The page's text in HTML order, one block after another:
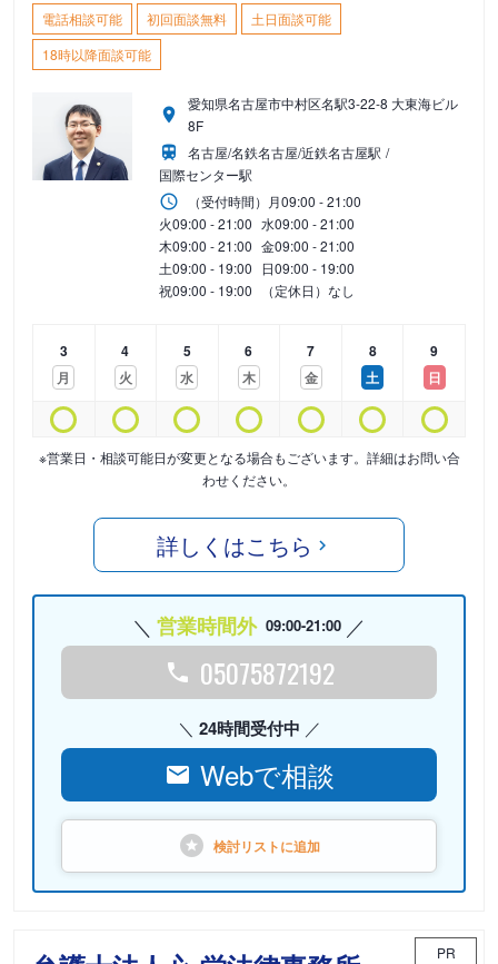
電話相談可能 初回面談無料
土日面談可能
18時以降面談可能
愛知県名古屋市中村区名駅3-22-8 大東海ビル
8F
名古屋/名鉄名古屋/近鉄名古屋駅
国際センター駅
（受付時間） 月09:00 - 21:00
火09:00 - 21:00 水09:00 - 21:00
木09:00 - 21:00 金09:00 - 21:00
土09:00 - 19:00 日09:00 - 19:00
祝09:00 - 19:00 （定休日）なし
3
月
4
火
5
水
6
木
7
金
8
土
9
日
※営業日・相談可能日が変更となる場合もございます。詳細はお問い合
わせください。
詳しくはこちら
営業時間外 09:00-21:00
05075872192
24時間受付中
Webで相談
検討リストに追加
PR